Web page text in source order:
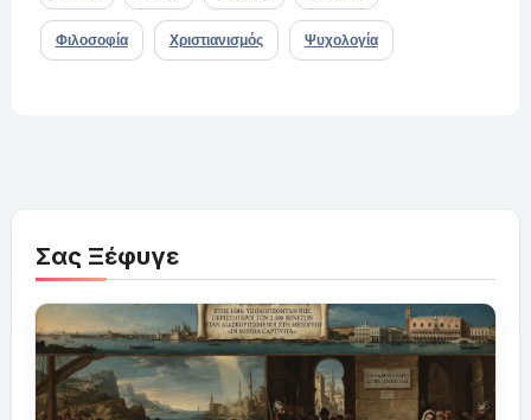
Φιλοσοφία Χριστιανισμός Ψυχολογία
Σας Ξέφυγε